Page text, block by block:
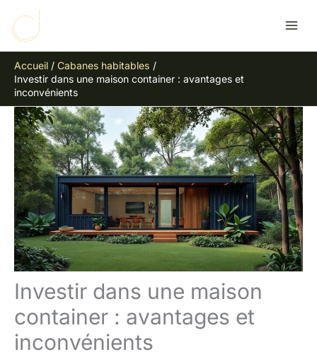
contenu
Accueil
Cabanes habitables
Investir dans une maison container : avantages et
inconvénients
Investir dans une maison
container : avantages et
inconvénients
e
h
e
r
c
h
e
r